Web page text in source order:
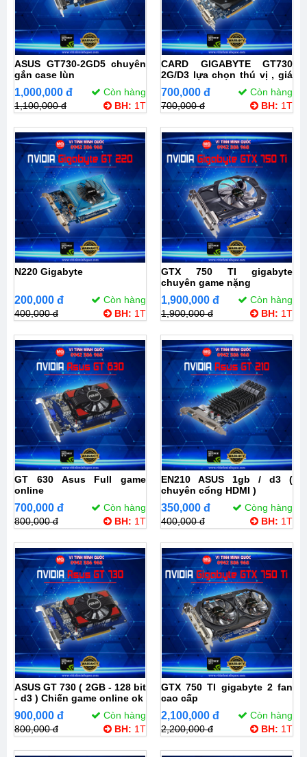
ASUS GT730-2GD5 chuyên
gắn case lùn
1,000,000 đ
Còn hàng
1,100,000 đ
BH: 1T
CARD GIGABYTE GT730
2G/D3 lựa chọn thú vị , giá
thành rẻ so với sức mạnh
700,000 đ
Còn hàng
700,000 đ
BH: 1T
N220 Gigabyte
200,000 đ
Còn hàng
400,000 đ
BH: 1T
GTX 750 TI gigabyte
chuyên game nặng
1,900,000 đ
Còn hàng
1,900,000 đ
BH: 1T
GT 630 Asus Full game
online
700,000 đ
Còn hàng
800,000 đ
BH: 1T
EN210 ASUS 1gb / d3 (
chuyên cổng HDMI )
350,000 đ
Còng hàng
400,000 đ
BH: 1T
ASUS GT 730 ( 2GB - 128 bit
- d3 ) Chiến game online ok
900,000 đ
Còn hàng
800,000 đ
BH: 1T
GTX 750 TI gigabyte 2 fan
cao cấp
2,100,000 đ
Còn hàng
2,200,000 đ
BH: 1T